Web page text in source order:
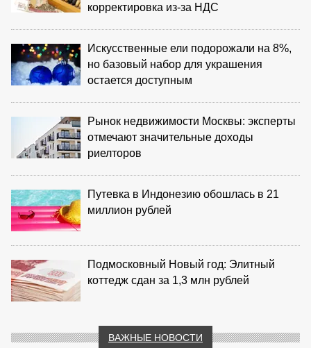
корректировка из‑за НДС
Искусственные ели подорожали на 8%,
но базовый набор для украшения
остается доступным
Рынок недвижимости Москвы: эксперты
отмечают значительные доходы
риелторов
Путевка в Индонезию обошлась в 21
миллион рублей
Подмосковный Новый год: Элитный
коттедж сдан за 1,3 млн рублей
ВАЖНЫЕ НОВОСТИ